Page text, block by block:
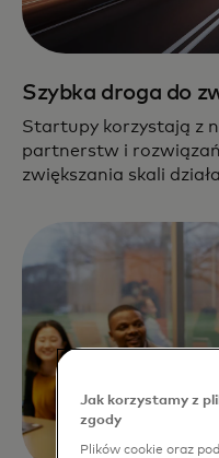
Szybka droga do
Startupy korzystają z
partnerstw i
zwiększania skali
Jak korzystamy z
zgody
Plików cookie oraz